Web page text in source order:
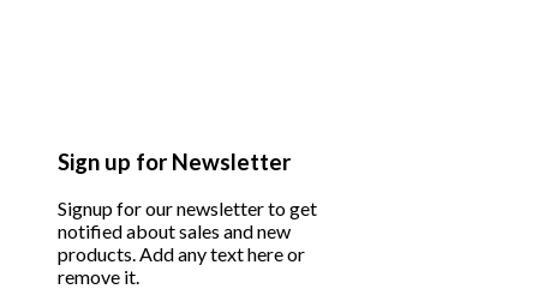
Sign up for Newsletter
Signup for our newsletter to get
notified about sales and new
products. Add any text here or
remove it.